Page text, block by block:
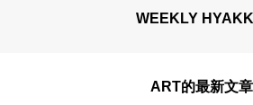
WEEKLY
ART的最新文章